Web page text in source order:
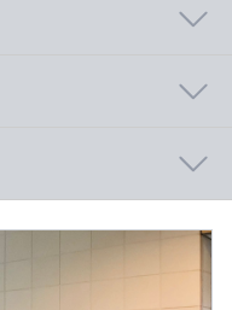
育成、研修など
まざまな教育を実施し
ジェクトの流れに沿っ
られるスキルについて
な考え方やポイント
のではありません）